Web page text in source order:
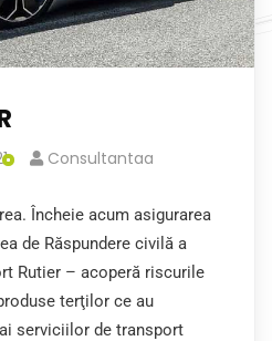
Consultantaa
Încheie acum asigurarea
de Răspundere civilă a
Rutier – acoperă riscurile
terţilor ce au
serviciilor de transport